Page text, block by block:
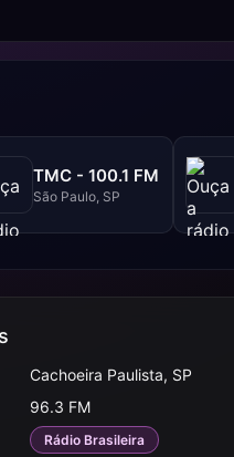
TMC - 100.1 FM
São Paulo, SP
Cachoeira Paulista, SP
96.3 FM
Rádio Brasileira